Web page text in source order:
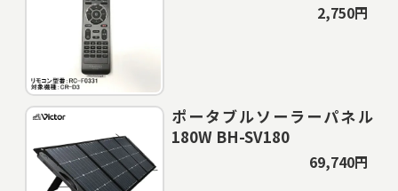
2,750円
ポータブルソーラーパネル
180W BH-SV180
69,740円